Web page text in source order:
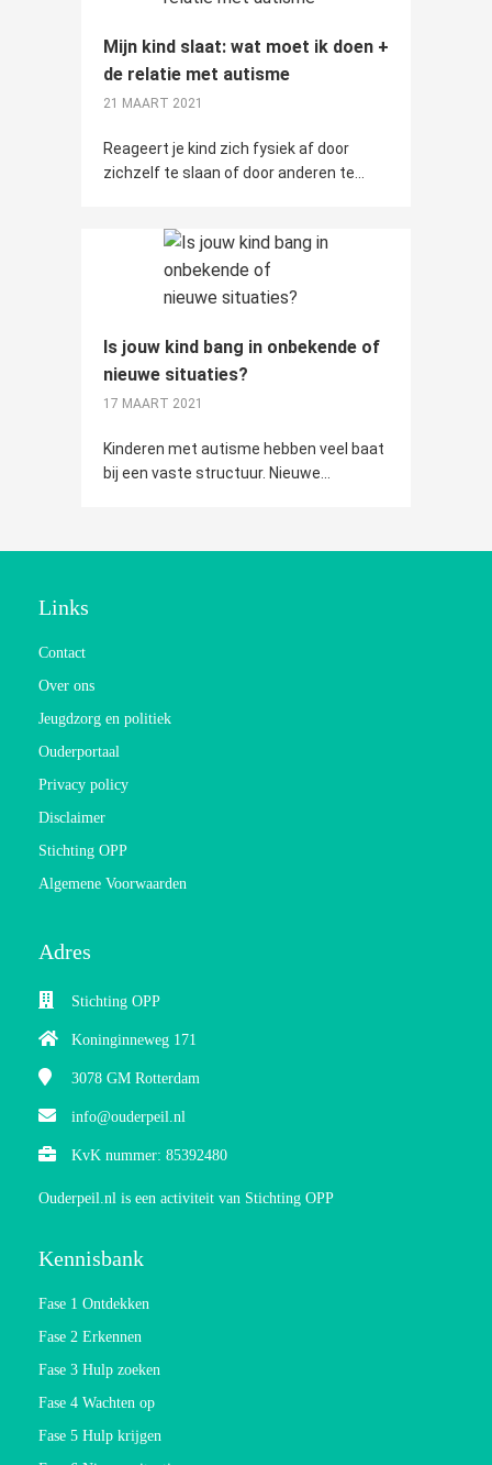
Mijn kind slaat: wat moet ik doen +
de relatie met autisme
21 MAART 2021
Reageert je kind zich fysiek af door
zichzelf te slaan of door anderen te...
Is jouw kind bang in onbekende of
nieuwe situaties?
17 MAART 2021
Kinderen met autisme hebben veel baat
bij een vaste structuur. Nieuwe...
Links
Contact
Over ons
Jeugdzorg en politiek
Ouderportaal
Privacy policy
Disclaimer
Stichting OPP
Algemene Voorwaarden
Adres
Stichting OPP
Koninginneweg 171
3078 GM Rotterdam
info@ouderpeil.nl
KvK nummer: 85392480
Ouderpeil.nl is een activiteit van Stichting OPP
Kennisbank
Fase 1 Ontdekken
Fase 2 Erkennen
Fase 3 Hulp zoeken
Fase 4 Wachten op
Fase 5 Hulp krijgen